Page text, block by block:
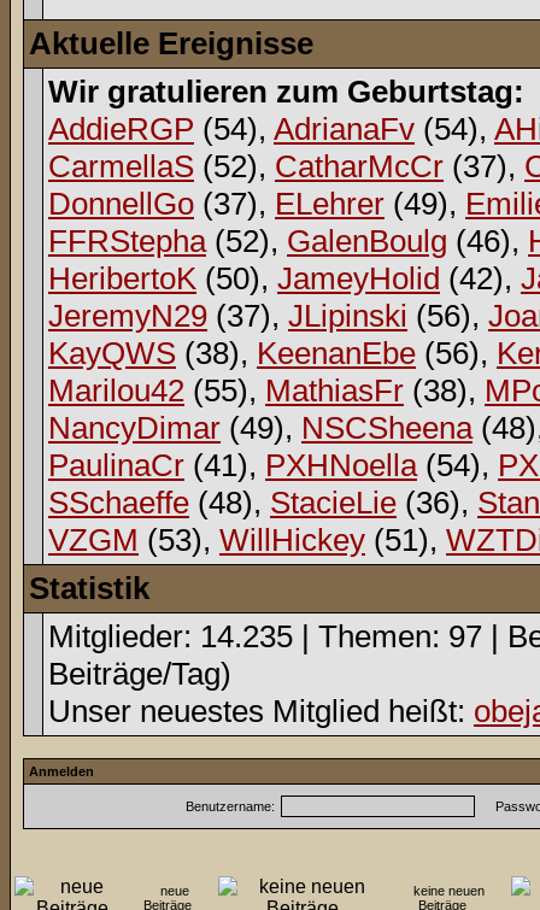
Aktuelle Ereignisse
Wir gratulieren zum Geburtstag:
AddieRGP (54), AdrianaFv (54),
CarmellaS (52), CatharMcCr (37),
DonnellGo (37), ELehrer (49),
FFRStepha(52), GalenBoulg (46),
HeribertoK (50), JameyHolid (42),
JeremyN29 (37), JLipinski (56),
KayQWS (38), KeenanEbe (56),
Marilou42 (55), MathiasFr (38),
NancyDimar (49), NSCSheena
PaulinaCr (41), PXHNoella(54),
SSchaeffe (48), StacieLie (36),
VZGM (53), WillHickey (51),
Statistik
Mitglieder: 14.235 | Themen: 97 |
Beiträge/Tag)
Unser neuestes Mitglied heißt:
Anmelden
Benutzername:
neue
Beiträge
keine neuen
Beiträge